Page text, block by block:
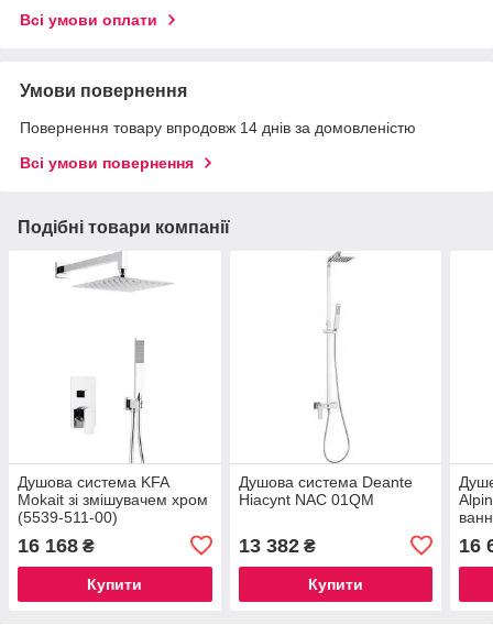
Всі умови оплати
Умови повернення
Повернення товару впродовж 14 днів за домовленістю
Всі умови повернення
Подібні товари компанії
Душова система KFA
Mokait зі змішувачем хром
(5539-511-00)
16 168 ₴
Купити
Душова система Deante
Hiacynt NAC 01QM
13 382₴
Купити
16